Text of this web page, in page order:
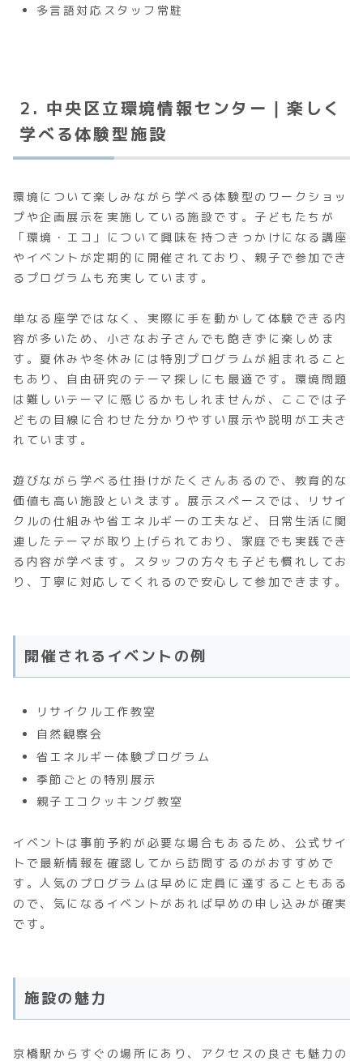
多言語対応スタッフ常駐
2. 中央区立環境情報センター｜楽しく
学べる体験型施設
環境について楽しみながら学べる体験型のワークショッ
プや企画展示を実施している施設です。子どもたちが
「環境・エコ」について興味を持つきっかけになる講座
やイベントが定期的に開催されており、親子で参加でき
るプログラムも充実しています。
単なる座学ではなく、実際に手を動かして体験できる内
容が多いため、小さなお子さんでも飽きずに楽しめま
す。夏休みや冬休みには特別プログラムが組まれること
もあり、自由研究のテーマ探しにも最適です。環境問題
は難しいテーマに感じるかもしれませんが、ここでは子
どもの目線に合わせた分かりやすい展示や説明が工夫さ
れています。
遊びながら学べる仕掛けがたくさんあるので、教育的な
価値も高い施設といえます。展示スペースでは、リサイ
クルの仕組みや省エネルギーの工夫など、日常生活に関
連したテーマが取り上げられており、家庭でも実践でき
る内容が学べます。スタッフの方々も子ども慣れしてお
り、丁寧に対応してくれるので安心して参加できます。
開催されるイベントの例
リサイクル工作教室
自然観察会
省エネルギー体験プログラム
季節ごとの特別展示
親子エコクッキング教室
イベントは事前予約が必要な場合もあるため、公式サイ
トで最新情報を確認してから訪問するのがおすすめで
す。人気のプログラムは早めに定員に達することもある
ので、気になるイベントがあれば早めの申し込みが確実
です。
施設の魅力
京橋駅からすぐの場所にあり、アクセスの良さも魅力の